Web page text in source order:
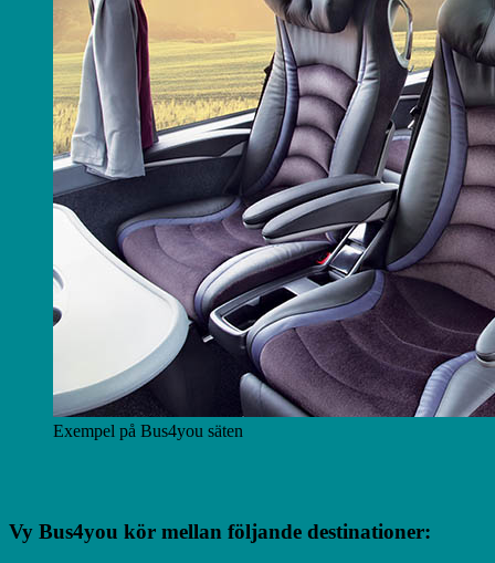
Exempel på Bus4you säten
Vy Bus4you kör mellan följande destinationer: